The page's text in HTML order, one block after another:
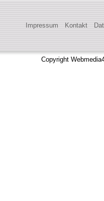
Impressum Kontakt
Copyright